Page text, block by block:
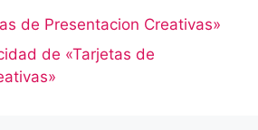
de Presentacion Creativas»
de «Tarjetas de